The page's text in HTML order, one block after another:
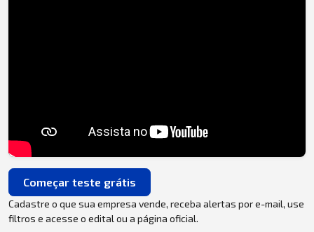
Começar teste grátis
Cadastre o que sua empresa vende, receba alertas por e-mail, use
filtros e acesse o edital ou a página oficial.